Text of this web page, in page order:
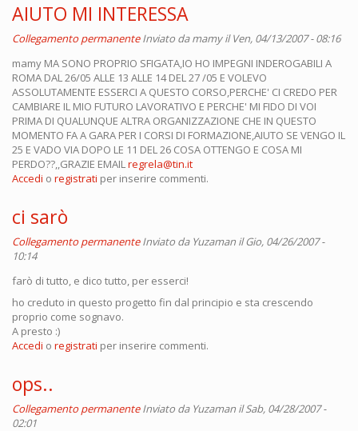
AIUTO MI INTERESSA
Collegamento permanente Inviato damamyil Ven, 04/13/2007 - 08:16
mamy MA SONO PROPRIO SFIGATA,IO HO IMPEGNI INDEROGABILI A
ROMA DAL 26/05 ALLE 13 ALLE 14 DEL 27 /05 E VOLEVO
ASSOLUTAMENTE ESSERCI A QUESTO CORSO,PERCHE' CI CREDO PER
CAMBIARE IL MIO FUTURO LAVORATIVO E PERCHE' MI FIDO DI VOI
PRIMA DI QUALUNQUE ALTRA ORGANIZZAZIONE CHE IN QUESTO
MOMENTO FA A GARA PER I CORSI DI FORMAZIONE,AIUTO SE VENGO IL
25 E VADO VIA DOPO LE 11 DEL 26 COSA OTTENGO E COSA MI
PERDO??,,GRAZIE EMAILregrela@tin.it
Accedi o registrati per inserire commenti.
ci sarò
Collegamento permanente Inviato da Yuzaman il Gio, 04/26/2007 -
10:14
farò di tutto, e dico tutto, per esserci!
ho creduto in questo progetto fin dal principio e sta crescendo
proprio come sognavo.
A presto :)
Accedi o registrati per inserire commenti.
ops..
Collegamento permanente Inviato da Yuzaman il Sab, 04/28/2007 -
02:01